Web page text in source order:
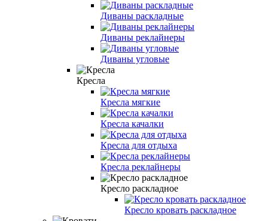
Диваны раскладные
Диваны реклайнеры
Диваны угловые
Кресла
Кресла мягкие
Кресла качалки
Кресла для отдыха
Кресла реклайнеры
Кресло раскладное
Кресло кровать раскладное